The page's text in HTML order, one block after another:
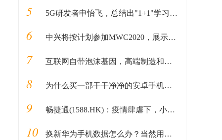
5 5G研发者申怡飞，总结出"1+1"学习法，从2门课不及格到19门全优
6 中兴将按计划参加MWC2020，展示5G技术和终端
7 互联网自带泡沫基因，高端制造和基础科学才是国之重器
8 为什么买一部干干净净的安卓手机这么难？手机预装软件何时休？
9 畅捷通(1588.HK)：疫情肆虐下，小微企业互联网办公的新选择
10 换新华为手机数据怎么办？当然用手机克隆了